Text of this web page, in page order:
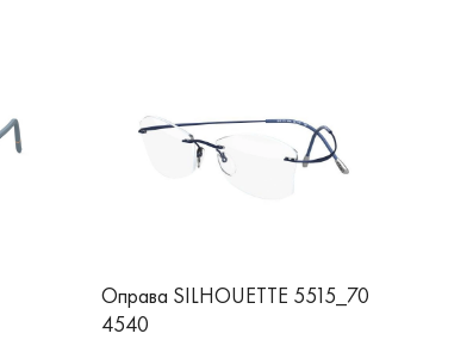
Оправа SILHOUETTE 5515_70
4540